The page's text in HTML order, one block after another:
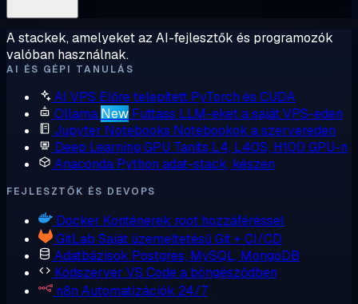
A stackek, amelyeket az AI-fejlesztők és programozók
valóban használnak.
AI ÉS GÉPI TANULÁS
AI VPS Előre telepített PyTorch és CUDA
Ollama New Futtass LLM-eket a saját VPS-eden
Jupyter Notebooks Notebookok a szervereden
Deep Learning GPU Taníts L4, L40S, H100 GPU-n
Anaconda Python adat-stack, készen
FEJLESZTŐK ÉS DEVOPS
Docker Konténerek root hozzáféréssel
GitLab Saját üzemeltetésű Git + CI/CD
Adatbázisok Postgres, MySQL, MongoDB
Kódszerver VS Code a böngésződben
n8n Automatizációk 24/7